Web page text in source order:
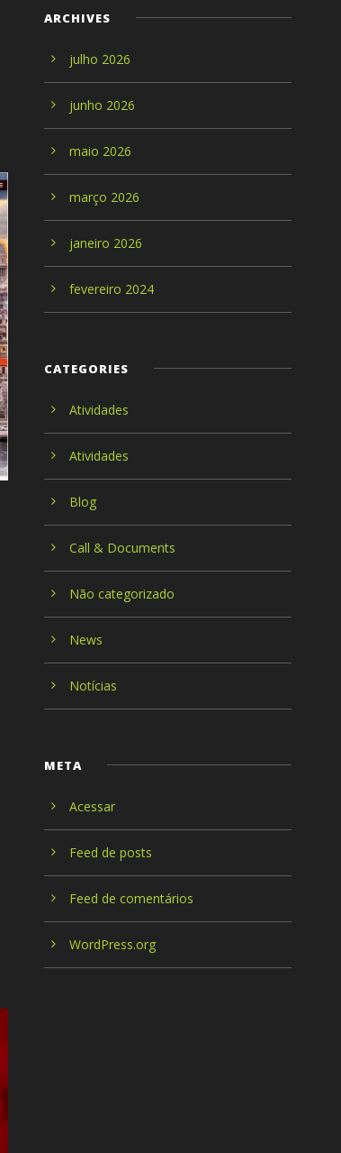
ARCHIVES
julho 2026
junho 2026
maio 2026
março 2026
janeiro 2026
fevereiro 2024
CATEGORIES
Atividades
Atividades
Blog
Call & Documents
Não categorizado
News
Notícias
META
Acessar
Feed de posts
Feed de comentários
WordPress.org